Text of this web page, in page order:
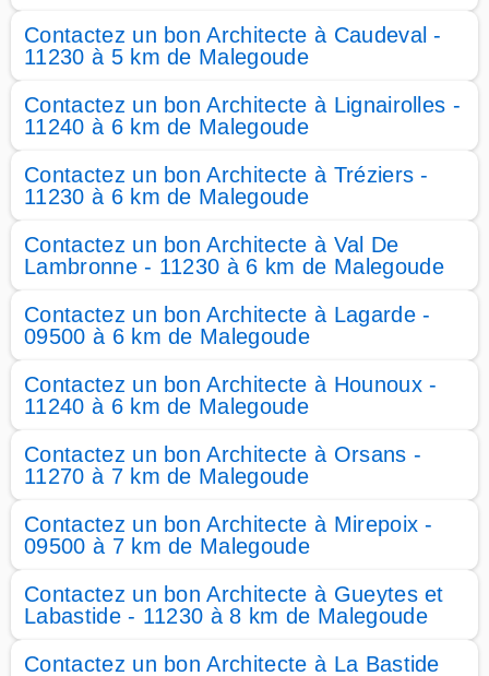
Contactez un bon Architecte à Caudeval -
11230 à 5 km de Malegoude
Contactez un bon Architecte à Lignairolles -
11240 à 6 km de Malegoude
Contactez un bon Architecte à Tréziers -
11230 à 6 km de Malegoude
Contactez un bon Architecte à Val De
Lambronne - 11230 à 6 km de Malegoude
Contactez un bon Architecte à Lagarde -
09500 à 6 km de Malegoude
Contactez un bon Architecte à Hounoux -
11240 à 6 km de Malegoude
Contactez un bon Architecte à Orsans -
11270 à 7 km de Malegoude
Contactez un bon Architecte à Mirepoix -
09500 à 7 km de Malegoude
Contactez un bon Architecte à Gueytes et
Labastide - 11230 à 8 km de Malegoude
Contactez un bon Architecte à La Bastide